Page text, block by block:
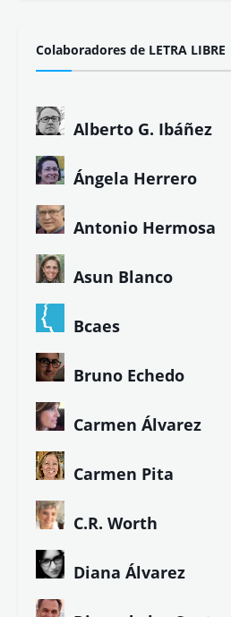
Colaboradores de LETRA LIBRE
Alberto G. Ibáñez
Ángela Herrero
Antonio Hermosa
Asun Blanco
Bcaes
Bruno Echedo
Carmen Álvarez
Carmen Pita
C.R. Worth
Diana Álvarez